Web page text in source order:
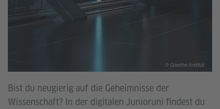
Bist du neugierig auf die Geheimnisse der
Wissenschaft? In der digitalen Junioruni findest du
© Goethe-Institut